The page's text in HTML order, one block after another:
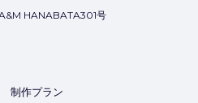
HANABATA301号
制作プラン